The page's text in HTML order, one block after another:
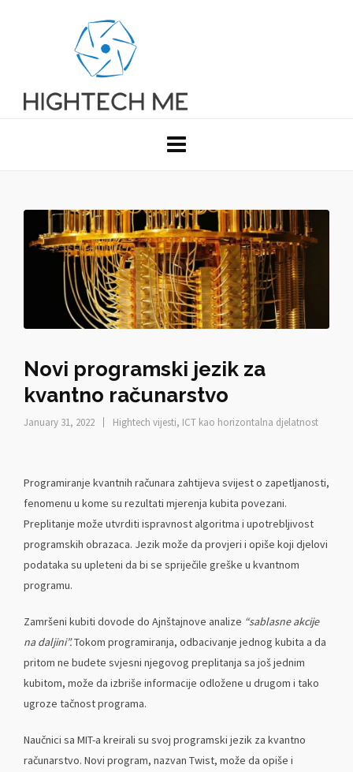
Novi programski jezik za
kvantno računarstvo
January 31, 2022 Hightech vijesti, ICT kao horizontalna djelatnost
Programiranje kvantnih računara zahtijeva svijest o zapetljanosti,
fenomenu u kome su rezultati mjerenja kubita povezani.
Preplitanje može utvrditi ispravnost algoritma i upotrebljivost
programskih obrazaca. Jezik može da provjeri i opiše koji djelovi
podataka su upleteni da bi se spriječile greške u kvantnom
programu.
Zamršeni kubiti dovode do Ajnštajnove analize “sablasne akcije
na daljini”.Tokom programiranja, odbacivanje jednog kubita a da
pritom ne budete svjesni njegovog preplitanja sa još jednim
kubitom, može da izbriše informacije odložene u drugom i tako
ugroze tačnost programa.
Naučnici sa MIT-a kreirali su svoj programski jezik za kvantno
računarstvo. Novi program, nazvan Twist, može da opiše i